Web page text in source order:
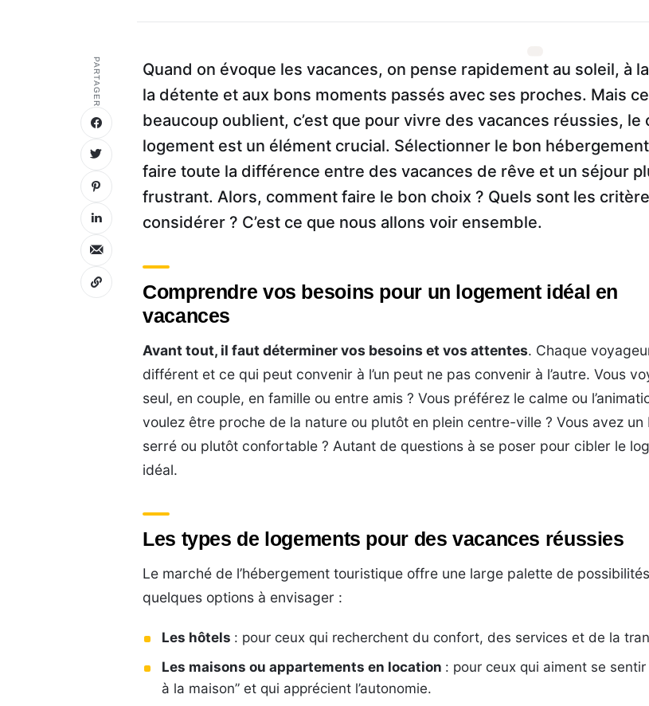
PARTAGER
Quand on évoque les vacances, on pense rapidement au soleil, à
la détente et aux bons moments passés avec ses proches. Mais
beaucoup oublient, c’est que pour vivre des vacances réussies, le
logement est un élément crucial. Sélectionner le bon
faire toute la différence entre des vacances de rêve et un séjour
frustrant. Alors, comment faire le bon choix ? Quels sont les
considérer ? C’est ce que nous allons voir ensemble.
Comprendre vos besoins pour un logement idéal en
vacances
Avant tout, il faut déterminer vos besoins et vos attentes. Chaque
différent et ce qui peut convenir à l’un peut ne pas convenir à l’autre. Vous
seul, en couple, en famille ou entre amis ? Vous préférez le calme ou
voulez être proche de la nature ou plutôt en plein centre-ville ? Vous avez un
serré ou plutôt confortable ? Autant de questions à se poser pour cibler le
idéal.
Les types de logements pour des vacances réussies
Le marché de l’hébergement touristique offre une large palette de
quelques options à envisager :
Les hôtels : pour ceux qui recherchent du confort, des services et de la
Les maisons ou appartements en location : pour ceux qui aiment se sentir
à la maison” et qui apprécient l’autonomie.